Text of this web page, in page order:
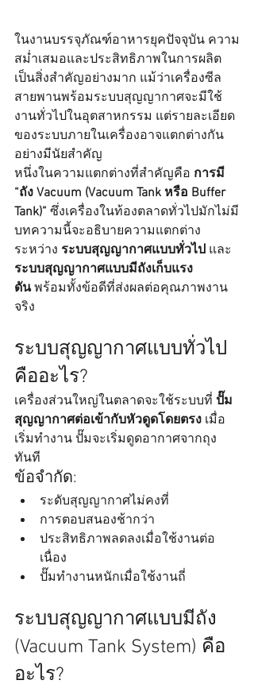
ในงานบรรจุภัณฑ์อาหารยุคปัจจุบัน ความ
สม่ำเสมอและประสิทธิภาพในการผลิต
เป็นสิ่งสำคัญอย่างมาก แม้ว่าเครื่องซีล
สายพานพร้อมระบบสุญญากาศจะมีใช้
งานทั่วไปในอุตสาหกรรม แต่รายละเอียด
ของระบบภายในเครื่องอาจแตกต่างกัน
อย่างมีนัยสำคัญ
หนึ่งในความแตกต่างที่สำคัญคือ การมี
“ถัง Vacuum (Vacuum Tank หรือ Buffer
Tank)” ซึ่งเครื่องในท้องตลาดทั่วไปมักไม่มี
บทความนี้จะอธิบายความแตกต่าง
ระหว่าง ระบบสุญญากาศแบบทั่วไป และ
ระบบสุญญากาศแบบมีถังเก็บแรง
ดัน พร้อมทั้งข้อดีที่ส่งผลต่อคุณภาพงาน
จริง
ระบบสุญญากาศแบบทั่วไป
คืออะไร?
เครื่องส่วนใหญ่ในตลาดจะใช้ระบบที่ ปั๊ม
สุญญากาศต่อเข้ากับหัวดูดโดยตรง เมื่อ
เริ่มทำงาน ปั๊มจะเริ่มดูดอากาศจากถุง
ทันที
ข้อจำกัด:
ระดับสุญญากาศไม่คงที่
การตอบสนองช้ากว่า
ประสิทธิภาพลดลงเมื่อใช้งานต่อ
เนื่อง
ปั๊มทำงานหนักเมื่อใช้งานถี่
ระบบสุญญากาศแบบมีถัง
(Vacuum Tank System) คือ
อะไร?